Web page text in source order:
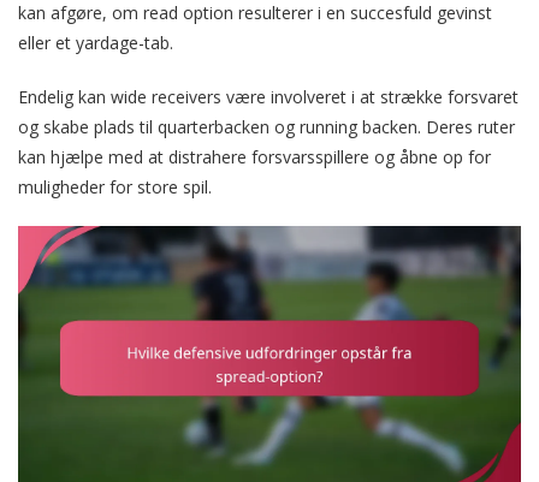
kan afgøre, om read option resulterer i en succesfuld gevinst
eller et yardage-tab.
Endelig kan wide receivers være involveret i at strække forsvaret
og skabe plads til quarterbacken og running backen. Deres ruter
kan hjælpe med at distrahere forsvarsspillere og åbne op for
muligheder for store spil.